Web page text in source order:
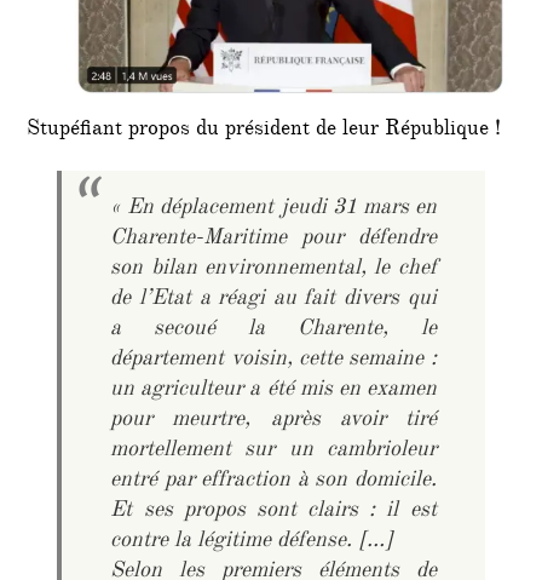
Stupéfiant propos du président de leur République !
« En déplacement jeudi 31 mars en
Charente-Maritime pour défendre
son bilan environnemental, le chef
de l’Etat a réagi au fait divers qui
a secoué la Charente, le
département voisin, cette semaine :
un agriculteur a été mis en examen
pour meurtre, après avoir tiré
mortellement sur un cambrioleur
entré par effraction à son domicile.
Et ses propos sont clairs : il est
contre la légitime défense. […]
Selon les premiers éléments de